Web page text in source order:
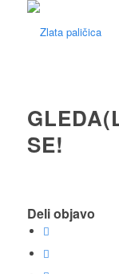
SE!
Deli objavo